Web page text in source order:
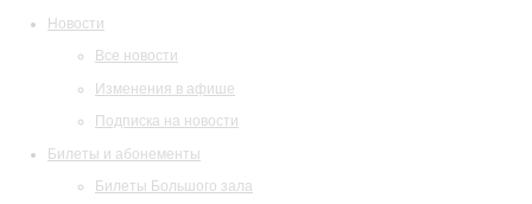
Новости
Все новости
Изменения в афише
Подписка на новости
Билеты и абонементы
Билеты Большого зала